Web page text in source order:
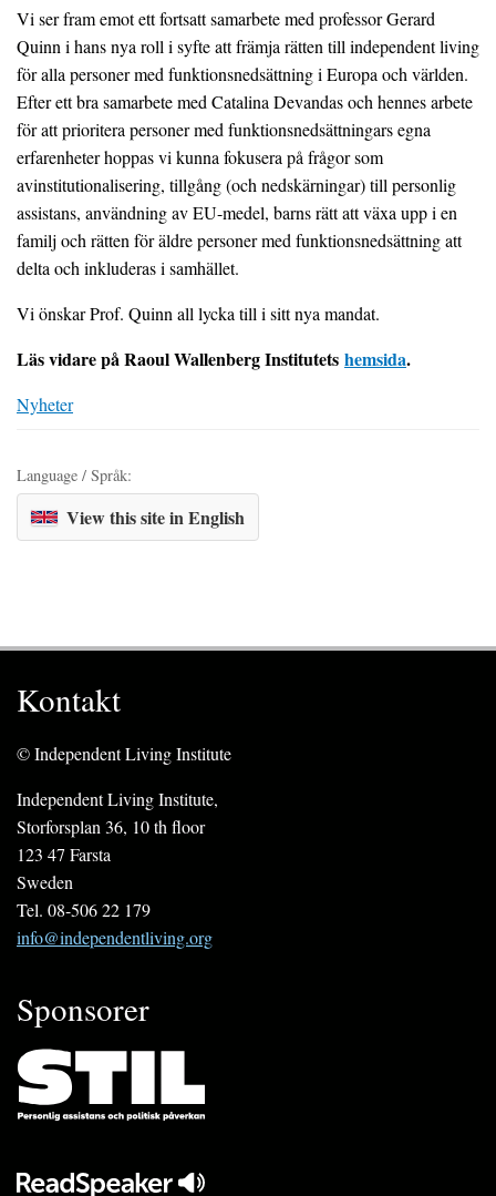
Vi ser fram emot ett fortsatt samarbete med professor Gerard
Quinn i hans nya roll i syfte att främja rätten till independent living
för alla personer med funktionsnedsättning i Europa och världen.
Efter ett bra samarbete med Catalina Devandas och hennes arbete
för att prioritera personer med funktionsnedsättningars egna
erfarenheter hoppas vi kunna fokusera på frågor som
avinstitutionalisering, tillgång (och nedskärningar) till personlig
assistans, användning av EU-medel, barns rätt att växa upp i en
familj och rätten för äldre personer med funktionsnedsättning att
delta och inkluderas i samhället.
Vi önskar Prof. Quinn all lycka till i sitt nya mandat.
Läs vidare på Raoul Wallenberg Institutets hemsida.
Nyheter
Language / Språk:
View this site in English
Kontakt
© Independent Living Institute
Independent Living Institute,
Storforsplan 36, 10 th floor
123 47 Farsta
Sweden
Tel. 08-506 22 179
info@independentliving.org
Sponsorer